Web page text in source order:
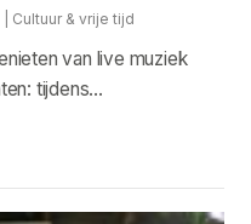
Cultuur & vrije tijd
van live muziek
tijdens...